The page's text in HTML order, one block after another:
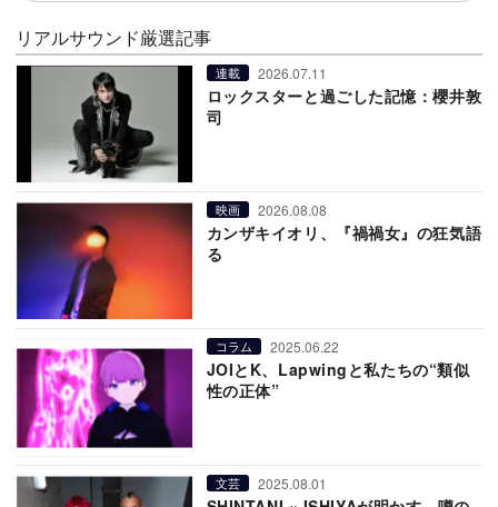
リアルサウンド厳選記事
連載 2026.07.11
ロックスターと過ごした記憶：櫻井敦
司
映画 2026.08.08
カンザキイオリ、『禍禍女』の狂気語
る
コラム 2025.06.22
JOIとK、Lapwingと私たちの“類似
性の正体”
文芸 2025.08.01